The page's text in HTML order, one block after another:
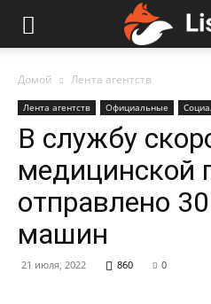
Домой Лента агентств
Лента агентств Официальные
В службу
медицинской
отправлено
машин
21 июля, 2022 860 0